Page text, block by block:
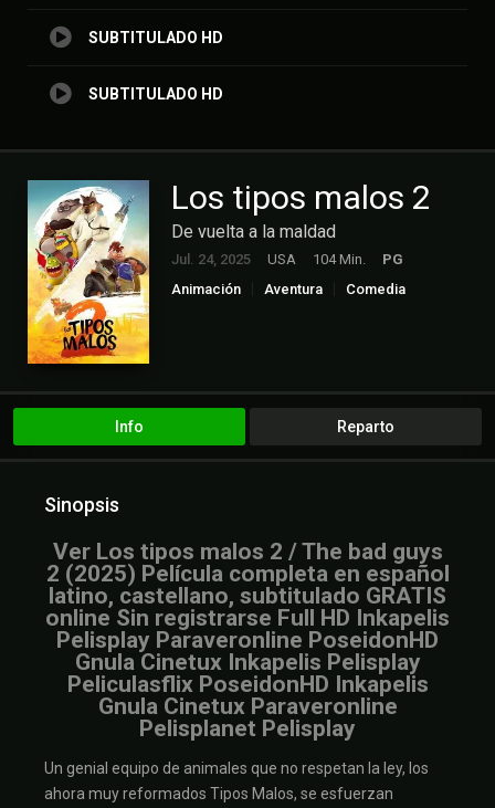
SUBTITULADO HD
SUBTITULADO HD
Los tipos malos 2
De vuelta a la maldad
Jul. 24, 2025 USA 104 Min.
PG
Animación
Aventura
Comedia
Info Reparto
Sinopsis
Ver Los tipos malos 2 / The bad guys
2 (2025) Película completa en español
latino, castellano, subtitulado GRATIS
online Sin registrarse Full HD Inkapelis
Pelisplay Paraveronline PoseidonHD
Gnula Cinetux Inkapelis Pelisplay
Peliculasflix PoseidonHD Inkapelis
Gnula Cinetux Paraveronline
Pelisplanet Pelisplay
Un genial equipo de animales que no respetan la ley, los
ahora muy reformados Tipos Malos, se esfuerzan